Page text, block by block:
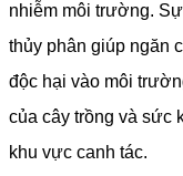
nhiễm môi trường.
thủy phân giúp ngăn
độc hại vào môi
của cây trồng và sức
khu vực canh tác.